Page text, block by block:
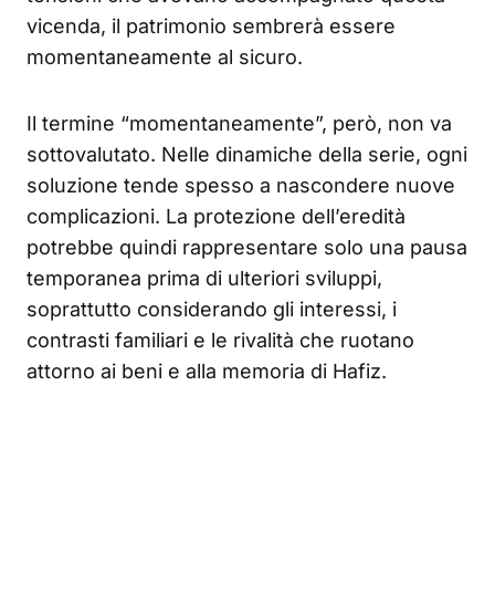
vicenda, il patrimonio sembrerà essere
momentaneamente al sicuro.
Il termine “momentaneamente”, però, non va
sottovalutato. Nelle dinamiche della serie, ogni
soluzione tende spesso a nascondere nuove
complicazioni. La protezione dell’eredità
potrebbe quindi rappresentare solo una pausa
temporanea prima di ulteriori sviluppi,
soprattutto considerando gli interessi, i
contrasti familiari e le rivalità che ruotano
attorno ai beni e alla memoria di Hafiz.